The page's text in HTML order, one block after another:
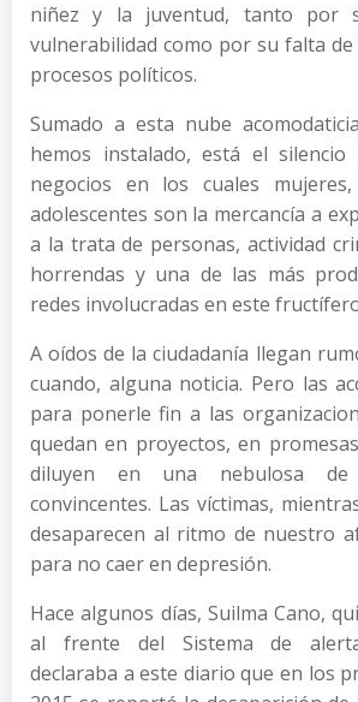
niñez y la juventud, tanto por
vulnerabilidad como por su falta de
procesos políticos.
Sumado a esta nube
hemos instalado, está el
negocios en los cuales
adolescentes son la mercancía a
a la trata de personas, actividad
horrendas y una de las más
redes involucradas en este
A oídos de la ciudadanía llegan
cuando, alguna noticia. Pero las
para ponerle fin a las
quedan en proyectos, en
diluyen en una nebulosa de
convincentes. Las víctimas,
desaparecen al ritmo de nuestro
para no caer en depresión.
Hace algunos días, Suilma Cano,
al frente del Sistema de
declaraba a este diario que en los